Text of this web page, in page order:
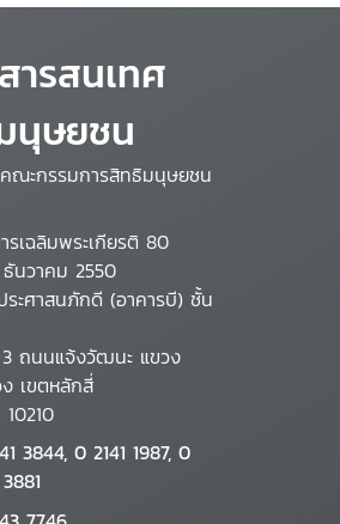
ารสนเทศ
นุษยชน
ณะกรรมการสิทธิมนุษยชน
รเฉลิมพระเกียรติ 80
นวาคม 2550
ระศาสนภักดี (อาคารบี) ชั้น
ถนนแจ้งวัฒนะ แขวง
เขตหลักสี่
3844, 0 2141 1987, 0